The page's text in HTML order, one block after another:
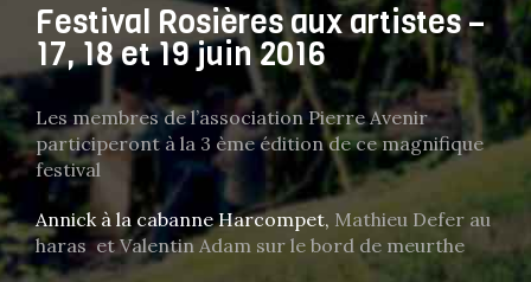
Festival Rosières aux artistes –
17, 18 et 19 juin 2016
Les membres de l’association Pierre Avenir
participeront à la 3 ème édition de ce magnifique
festival
Annick à la cabanne Harcompet, Mathieu Defer au
haras et Valentin Adam sur le bord de meurthe